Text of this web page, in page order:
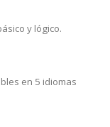
y lógico.
en 5 idiomas